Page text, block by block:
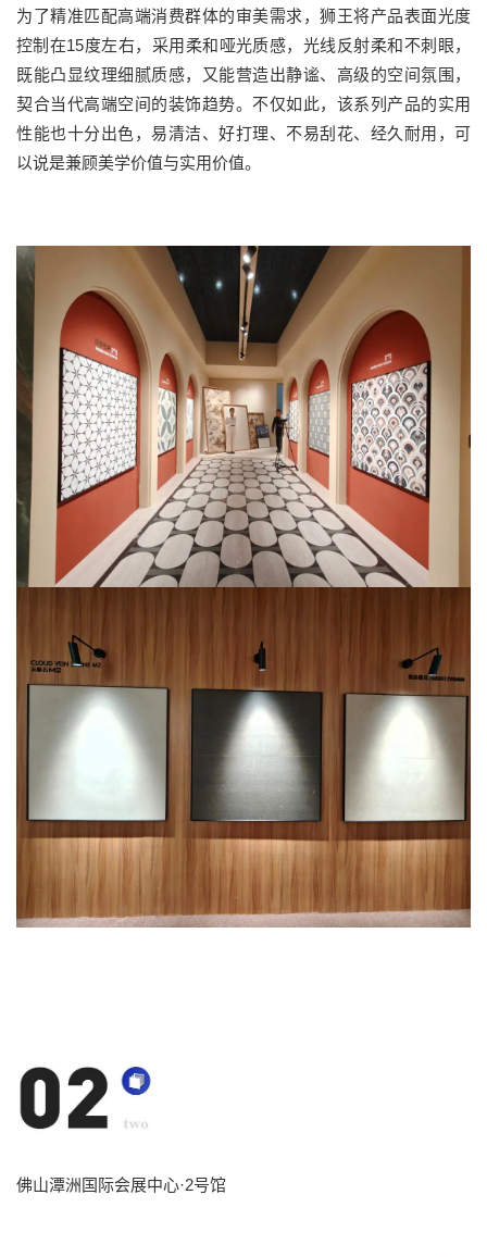
为了精准匹配高端消费群体的审美需求，狮王将产品表面光度
控制在15度左右，采用柔和哑光质感，光线反射柔和不刺眼，
既能凸显纹理细腻质感，又能营造出静谧、高级的空间氛围，
契合当代高端空间的装饰趋势。不仅如此，该系列产品的实用
性能也十分出色，易清洁、好打理、不易刮花、经久耐用，可
以说是兼顾美学价值与实用价值。
佛山潭洲国际会展中心·2号馆